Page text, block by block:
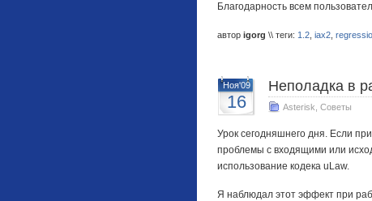
Благодарность всем
автор igorg \\ теги: 1.2 iax2
Ноя'09
16
Неполадка в
Asterisk Советы
Урок сегодняшнего дня. Если
проблемы с входящими или
использование кодека uLaw.
Я наблюдал этот эффект при